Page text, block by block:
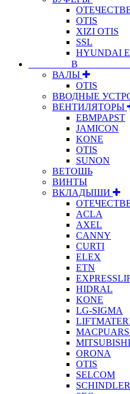
OTIS
XIZI OTIS
SSL
HYUNDAI
⠀⠀⠀⠀⠀⠀В⠀⠀⠀⠀⠀⠀⠀
ВАЛЫ
OTIS
ВВОДНЫЕ
ВЕНТИЛЯТОРЫ
EBMPAPST
JAMICON
KONE
OTIS
SUNON
ВЕТОШЬ
ВИНТЫ
ВКЛАДЫШИ
ACLA
AXEL
CANNY
CURTI
ELEX
ETN
HIDRAL
KONE
LG-SIGMA
MITSUBISHI
ORONA
OTIS
SELCOM
SCHINDLER